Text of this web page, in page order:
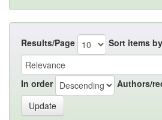
Results/Page Sort items by
In order Authors/